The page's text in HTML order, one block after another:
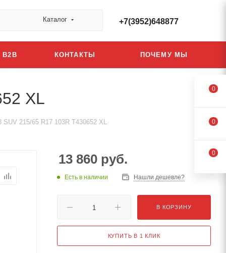
Каталог +7(3952)648877
B2B КОНТАКТЫ ПОЧЕМУ МЫ
XL
215/65 R17 103R T430652 XL
13 860 руб.
Есть в наличии Нашли дешевле?
В КОРЗИНУ
КУПИТЬ В 1 КЛИК
0
0
0